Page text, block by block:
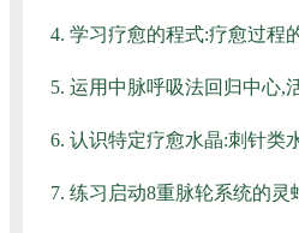
4. 学习疗愈的程式:疗愈过程
5. 运用中脉呼吸法回归中心,
6. 认识特定疗愈水晶:刺针类
7. 练习启动8重脉轮系统的